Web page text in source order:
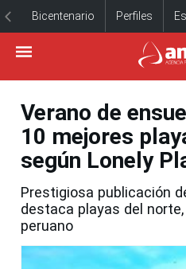
Bicentenario Perfiles
Verano de
10 mejores
según Lonely
Prestigiosa publicación
destaca playas del
peruano